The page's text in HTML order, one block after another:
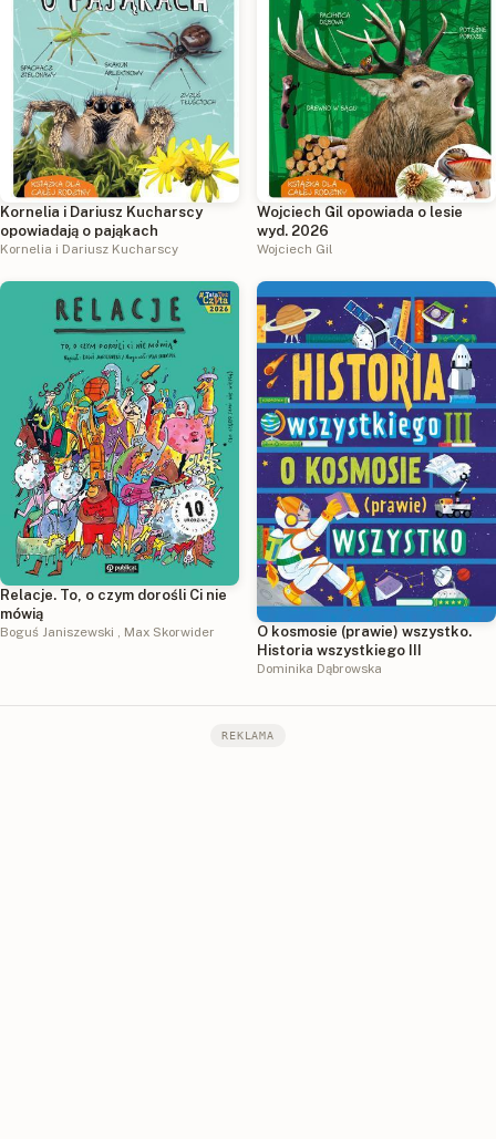
Kornelia i Dariusz Kucharscy
opowiadają o pająkach
Kornelia i Dariusz Kucharscy
Wojciech Gil opowiada o lesie
wyd. 2026
Wojciech Gil
Relacje. To, o czym dorośli Ci nie
mówią
Boguś Janiszewski , Max Skorwider
O kosmosie (prawie) wszystko.
Historia wszystkiego III
Dominika Dąbrowska
REKLAMA